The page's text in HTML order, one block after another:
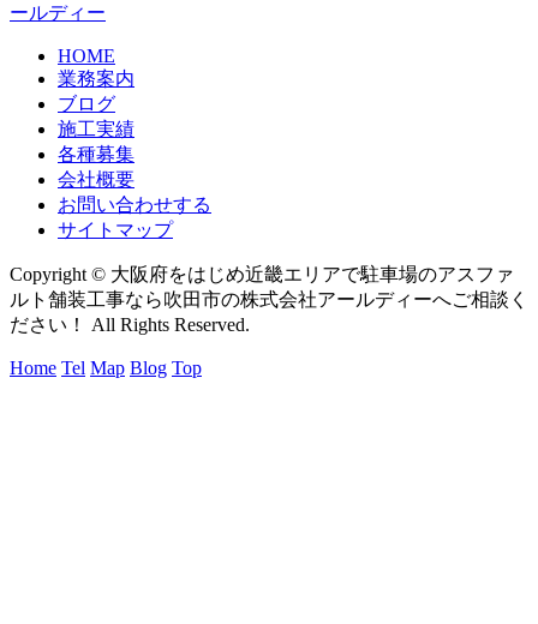
ールディー
HOME
業務案内
ブログ
施工実績
各種募集
会社概要
お問い合わせする
サイトマップ
Copyright © 大阪府をはじめ近畿エリアで駐車場のアスファ
ルト舗装工事なら吹田市の株式会社アールディーへご相談く
ださい！ All Rights Reserved.
Home Tel Map Blog Top